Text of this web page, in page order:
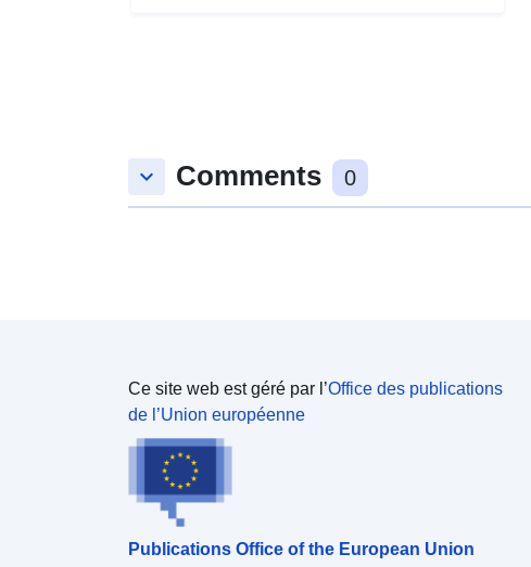
keyboard_arrow_down Comments 0
Ce site web est géré par l’Office des publications
de l’Union européenne
Publications Office of the European Union